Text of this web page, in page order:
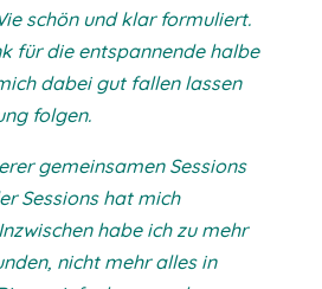
schön und klar formuliert.
für die entspannende halbe
dabei gut fallen lassen
folgen.
gemeinsamen Sessions
Sessions hat mich
habe ich zu mehr
nicht mehr alles in